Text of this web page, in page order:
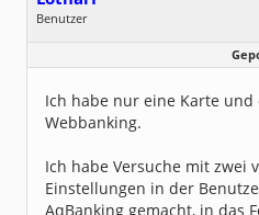
(MBV07390100162) (S)
***xxxx
14:05:34
e streichen.
14:05:34
Dialog wurde nicht
14:05:34
Beende Dialog mit dem
14:05:34
Verwende GnuTLS Default
Benutzer
Dabei seit:
12 / 2025
Ich habe nur eine Karte
Webbanking.
Ich habe Versuche mit zwei
Einstellungen in der
AqBanking gemacht, in das